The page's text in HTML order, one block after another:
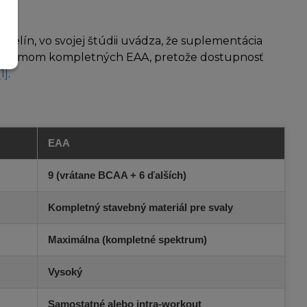
vo svojej štúdii uvádza, že suplementácia
kompletných EAA, pretože dostupnosť
.
EAA
9 (vrátane BCAA + 6 ďalších)
Kompletný stavebný materiál pre svaly
Maximálna (kompletné spektrum)
Vysoký
Samostatné alebo intra-workout